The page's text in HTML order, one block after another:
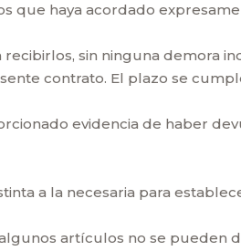
que haya acordado
sin ninguna demora
contrato. El plazo se
evidencia de haber
a la necesaria para
artículos no se pueden